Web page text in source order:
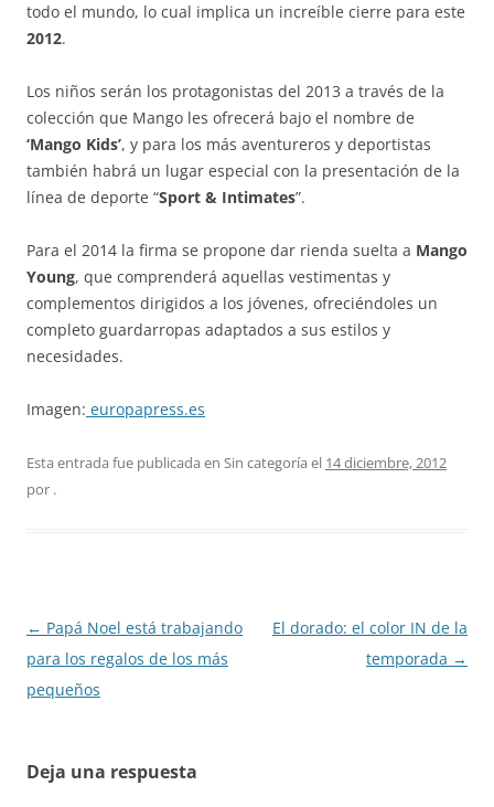
todo el mundo, lo cual implica un increíble cierre para este
2012.
Los niños serán los protagonistas del 2013 a través de la
colección que Mango les ofrecerá bajo el nombre de
‘Mango Kids’, y para los más aventureros y deportistas
también habrá un lugar especial con la presentación de la
línea de deporte “Sport & Intimates”.
Para el 2014 la firma se propone dar rienda suelta a Mango
Young, que comprenderá aquellas vestimentas y
complementos dirigidos a los jóvenes, ofreciéndoles un
completo guardarropas adaptados a sus estilos y
necesidades.
Imagen: europapress.es
Esta entrada fue publicada en Sin categoría el 14 diciembre, 2012
por .
Navegación
de
entradas
← Papá Noel está trabajando
para los regalos de los más
pequeños
El dorado: el color IN de la
temporada →
Deja una respuesta